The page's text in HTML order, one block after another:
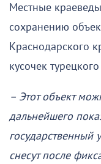
Местные
сохранению
Краснодарского
кусочек
– Этот объект
дальнейшего
государственный
снесут после